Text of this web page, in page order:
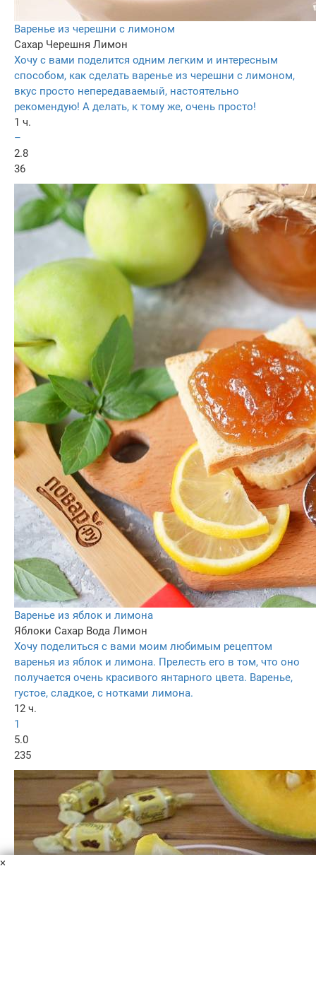
Варенье из черешни с лимоном
Сахар Черешня Лимон
Хочу с вами поделится одним легким и интересным
способом, как сделать варенье из черешни с лимоном,
вкус просто непередаваемый, настоятельно
рекомендую! А делать, к тому же, очень просто!
1 ч.
–
2.8
36
Варенье из яблок и лимона
Яблоки Сахар Вода Лимон
Хочу поделиться с вами моим любимым рецептом
варенья из яблок и лимона. Прелесть его в том, что оно
получается очень красивого янтарного цвета. Варенье,
густое, сладкое, с нотками лимона.
12 ч.
1
5.0
235
×